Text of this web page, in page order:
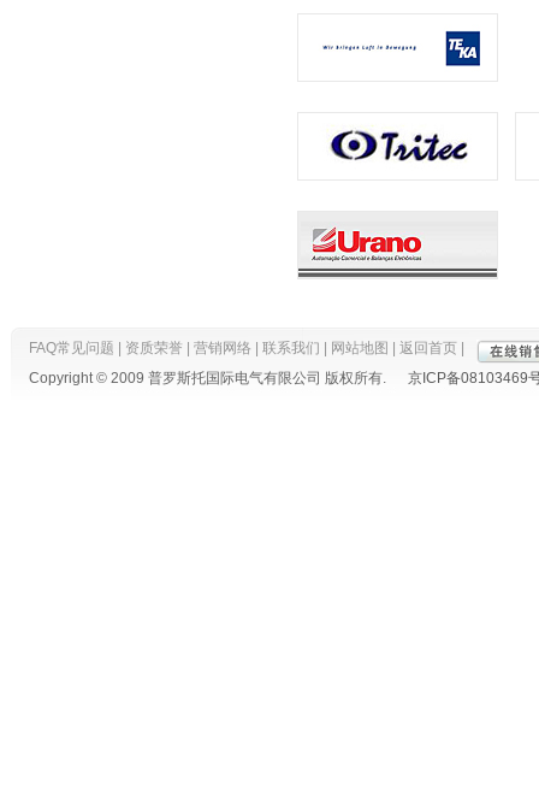
FAQ常见问题 资质荣誉 营销网络 联系我们 网站地图 返回首页|
Copyright © 2009 普罗斯托国际电气有限公司 版权所有.
京ICP备08103469